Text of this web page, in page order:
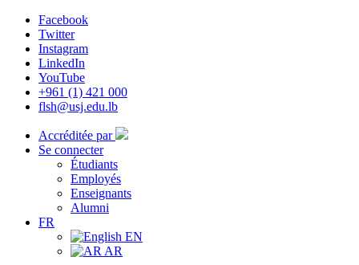
Facebook
Twitter
Instagram
LinkedIn
YouTube
+961 (1) 421 000
flsh@usj.edu.lb
Accréditée par
Se connecter
Étudiants
Employés
Enseignants
Alumni
FR
EN
AR